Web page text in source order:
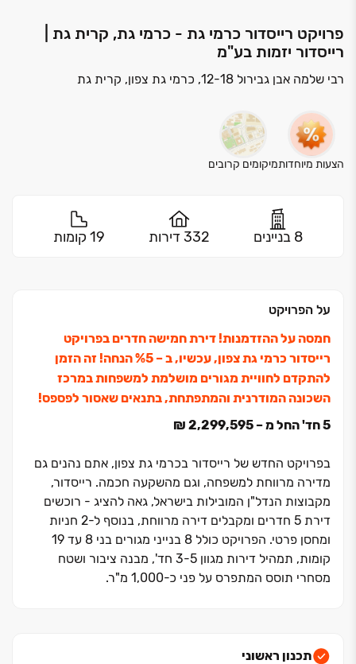
פרויקט רייסדור כרמי גת - כרמי גת, קרית גת |
רייסדור יזמות בע"מ
רבי שלמה אבן גבירול 12-18, כרמי גת צפון, קרית גת
הצעות מיוחדותמיקומים קרובים
8 בניינים 332 דירות 19 קומות
על הפרויקט
חמסה על ההזדמנות! דירת חמישה חדרים בפרויקט
רייסדור כרמי גת צפון, עכשיו, ב ‏– ‏5‏% הנחה! זה הזמן
להתקדם לחוויית מגורים מושלמת למשפחות במרכז
השכונה המודרנית והמתפתחת, בתנאים שאסור לפספס!
5 חד' החל מ – 2,299,595 ₪
בפרויקט החדש של רייסדור בכרמי גת צפון, אתם נהנים גם
מדירה מרווחת למשפחה, וגם מהשקעה חכמה. רייסדור,
מקבוצות הנדל"ן המובילות בישראל, גאה להציג - רוכשים
דירת ‏5 חדרים ומקבלים דירה מרווחת, בנוסף ל-2 חניות
ומחסן פרטי. הפרויקט כולל ‏8 בנייני מגורים בני ‏8 עד ‏19
קומות, תמהיל דירות מגוון ‏3-5 חד', מבנה ציבור ושטח
מסחרי תוסס המתפרס על פני כ‏-1,000 מ"ר
.
מקסימלית לתחנת רכבת קריית גת ולצירי התנועה
תכנון ראשוני